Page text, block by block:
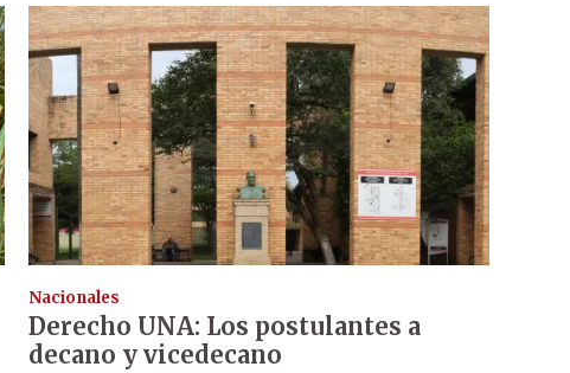
Nacionales
Derecho UNA: Los postulantes a
decano y vicedecano